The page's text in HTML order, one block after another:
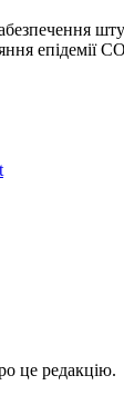
це редакцію.